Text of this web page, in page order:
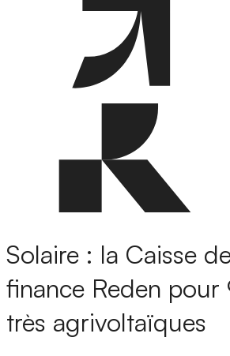
Solaire : la Caisse
finance Reden
très agrivoltaïques